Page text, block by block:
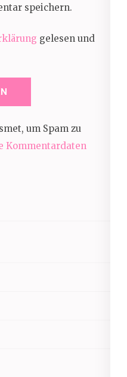
speichern.
gelesen und
um Spam zu
Kommentardaten